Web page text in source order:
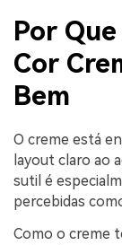
Por
Cor
Bem
O creme está
layout claro ao
sutil é
percebidas
Como o creme